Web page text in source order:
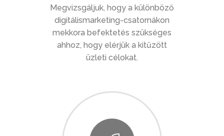
Megvizsgáljuk, hogy a különböző
digitálismarketing-csatornákon
mekkora befektetés szükséges
ahhoz, hogy elérjük a kitűzött
üzleti célokat.